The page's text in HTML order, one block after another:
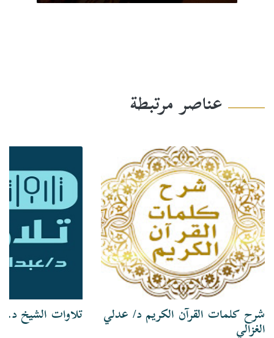
عناصر مرتبطة
شرح كلمات القرآن الكريم د/ عدلي
الغزالي
تلاوات الشيخ د.